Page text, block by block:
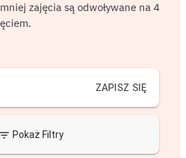
zajęcia są odwoływane na 4